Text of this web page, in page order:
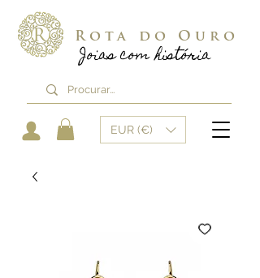
Joias com história
Rota do Ouro
EUR (€)